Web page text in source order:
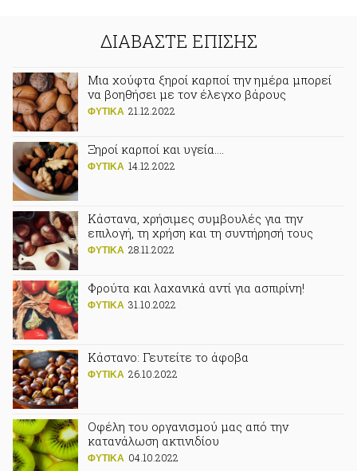
ΔΙΑΒΑΣΤΕ ΕΠΙΣΗΣ
Μια χούφτα ξηροί καρποί την ημέρα μπορεί
να βοηθήσει με τον έλεγχο βάρους
ΦΥΤΙΚA 21.12.2022
Ξηροί καρποί και υγεία….
ΦΥΤΙΚA 14.12.2022
Κάστανα, χρήσιμες συμβουλές για την
επιλογή, τη χρήση και τη συντήρησή τους
ΦΥΤΙΚA 28.11.2022
Φρούτα και λαχανικά αντί για ασπιρίνη!
ΦΥΤΙΚA 31.10.2022
Κάστανο: Γευτείτε το άφοβα
ΦΥΤΙΚA 26.10.2022
Οφέλη του οργανισμού μας από την
κατανάλωση ακτινιδίου
ΦΥΤΙΚA 04.10.2022